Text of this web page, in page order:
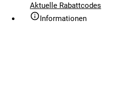
Aktuelle Rabattcodes
Informationen